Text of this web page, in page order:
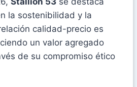
la sostenibilidad y la
calidad-precio es
un valor agregado
de su compromiso ético